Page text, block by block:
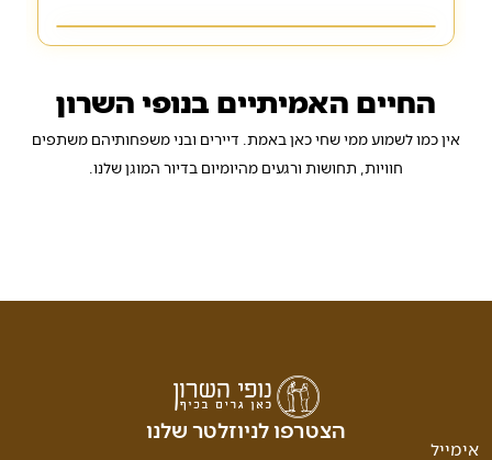
החיים האמיתיים בנופי השרון
אין כמו לשמוע ממי שחי כאן באמת. דיירים ובני משפחותיהם משתפים
חוויות, תחושות ורגעים מהיומיום בדיור המוגן שלנו.
הצטרפו לניוזלטר שלנו
אימייל